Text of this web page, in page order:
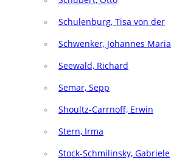
Schulenburg, Tisa von der
Schwenker, Johannes Maria
Seewald, Richard
Semar, Sepp
Shoultz-Carrnoff, Erwin
Stern, Irma
Stock-Schmilinsky, Gabriele